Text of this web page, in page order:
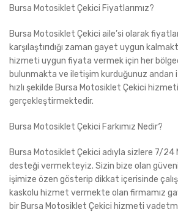
Bursa Motosiklet Çekici Fiyatlarımız?
Bursa Motosiklet Çekici aile’si olarak
karşılaştırıdığı zaman gayet uygun
hizmeti uygun fiyata vermek için her
bulunmakta ve iletişim kurduğunuz andan
hızlı şekilde Bursa Motosiklet Çekici
gerçekleştirmektedir.
Bursa Motosiklet Çekici Farkımız Nedir?
Bursa Motosiklet Çekici adıyla sizlere 7/
desteği vermekteyiz. Sizin bize olan
işimize özen gösterip dikkat içerisinde
kaskolu hizmet vermekte olan firmamız
bir Bursa Motosiklet Çekici hizmeti